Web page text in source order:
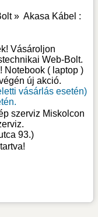
»Akasa Kábel :
Vásároljon
Web-Bolt.
Notebook ( laptop )
új akció.
vásárlás esetén)
szerviz Miskolcon
.
93.)